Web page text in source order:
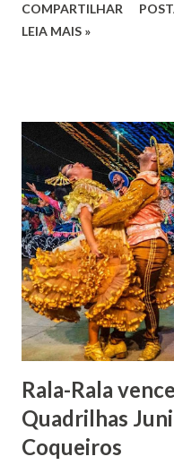
José de Faro Leitão,
indiciamento para
1862, transferiu-se para
uma irmã do Visconde
apresentou uma grande
lhe proporcionou uma
Gomes de Melo
Senhor Bom Jesus dos
doada ao vigário Pe.
Matriz...
COMPARTILHAR
LEIA MAIS »
Rala-Rala
Quadrilhas
Coqueiros